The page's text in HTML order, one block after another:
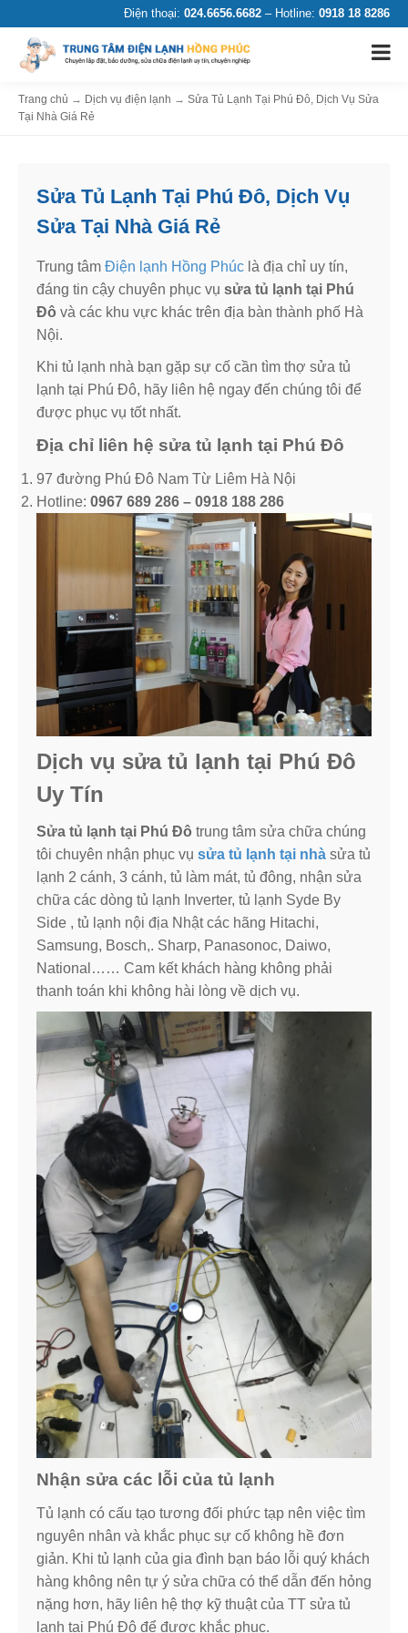
Điện thoại: 024.6656.6682 – Hotline: 0918 18 8286
Trang chủ → Dịch vụ điện lạnh → Sửa Tủ Lạnh Tại Phú Đô, Dịch Vụ Sửa
Tại Nhà Giá Rẻ
Sửa Tủ Lạnh Tại Phú Đô, Dịch Vụ
Sửa Tại Nhà Giá Rẻ
Trung tâm Điện lạnh Hồng Phúc là địa chỉ uy tín,
đáng tin cậy chuyên phục vụ sửa tủ lạnh tại Phú
Đô và các khu vực khác trên địa bàn thành phố Hà
Nội.
Khi tủ lạnh nhà bạn gặp sự cố cần tìm thợ sửa tủ
lạnh tại Phú Đô, hãy liên hệ ngay đến chúng tôi để
được phục vụ tốt nhất.
Địa chỉ liên hệ sửa tủ lạnh tại Phú Đô
97 đường Phú Đô Nam Từ Liêm Hà Nội
Hotline: 0967 689 286 – 0918 188 286
Dịch vụ sửa tủ lạnh tại Phú Đô
Uy Tín
Sửa tủ lạnh tại Phú Đô trung tâm sửa chữa chúng
tôi chuyên nhận phục vụ sửa tủ lạnh tại nhà sửa tủ
lạnh 2 cánh, 3 cánh, tủ làm mát, tủ đông, nhận sửa
chữa các dòng tủ lạnh Inverter, tủ lạnh Syde By
Side , tủ lạnh nội địa Nhật các hãng Hitachi,
Samsung, Bosch,. Sharp, Panasonoc, Daiwo,
National…… Cam kết khách hàng không phải
thanh toán khi không hài lòng về dịch vụ.
Nhận sửa các lỗi của tủ lạnh
Tủ lạnh có cấu tạo tương đối phức tạp nên việc tìm
nguyên nhân và khắc phục sự cố không hề đơn
giản. Khi tủ lạnh của gia đình bạn báo lỗi quý khách
hàng không nên tự ý sửa chữa có thể dẫn đến hỏng
nặng hơn, hãy liên hệ thợ kỹ thuật của TT sửa tủ
lạnh tại Phú Đô để được khắc phục.